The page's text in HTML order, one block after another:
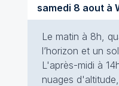
samedi 8
Le matin à 8h,
l’horizon et un
L'après-midi à
nuages